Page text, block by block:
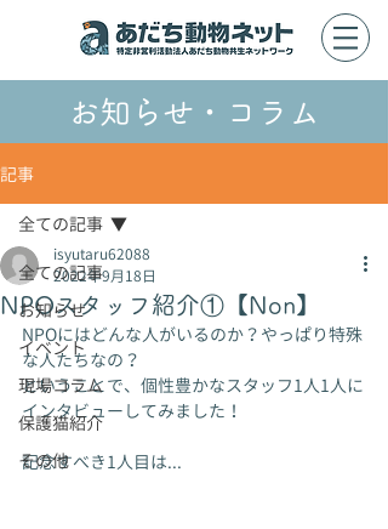
​お知らせ・コラム
記事
全ての記事
お知らせ
イベント
現場コラム
保護猫紹介
その他
全ての記事
NPOスタッフ紹介①【Non】
isyutaru62088
2022年9月18日
NPOにはどんな人がいるのか？やっぱり特殊
な人たちなの？
ということで、個性豊かなスタッフ1人1人に
インタビューしてみました！
記念すべき1人目は...